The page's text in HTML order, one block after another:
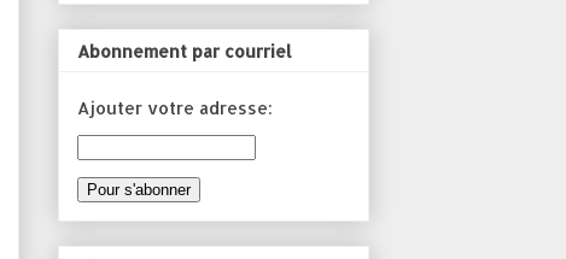
Abonnement par courriel
Ajouter votre adresse: